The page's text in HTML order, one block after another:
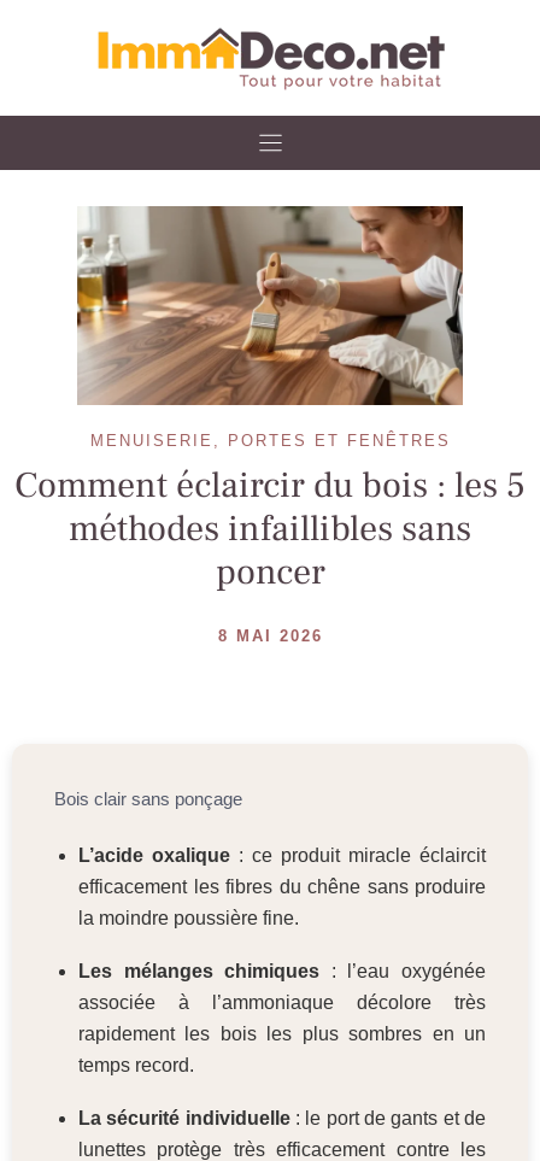
MENUISERIE, PORTES ET FENÊTRES
Comment éclaircir du bois : les 5
méthodes infaillibles sans
poncer
8 MAI 2026
Bois clair sans ponçage
L’acide oxalique : ce produit miracle éclaircit
efficacement les fibres du chêne sans produire
la moindre poussière fine.
Les mélanges chimiques : l’eau oxygénée
associée à l’ammoniaque décolore très
rapidement les bois les plus sombres en un
temps record.
La sécurité individuelle: le port de gants et de
lunettes protège très efficacement contre les